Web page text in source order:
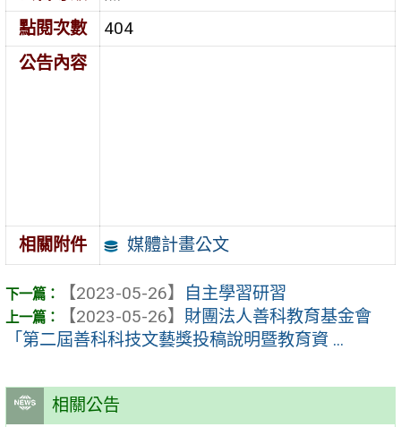
相關公告
點閱次數
404
公告內容
相關附件 媒體計畫公文
【2023-05-26】
自主學習研習
【2023-05-26】 財團法人善科教育基金會
「第二屆善科科技文藝獎投稿說明暨教育資 ...